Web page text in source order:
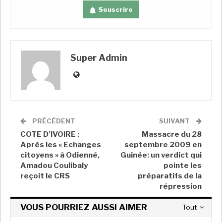
Réplique des FSR sur
Omdourman
Le Soudan renvoie el-Béchir en prison et
durcit le ton…
Super Admin Nov 11, 2022
Trois ans après la chute d’Omar el-Béchir, le
Soudan…
Soudan : un mort lors d’une nouvelle journée
Souscrire
Super Admin
PRÉCÉDENT
COTE D’IVOIRE :
Après les « Echanges
citoyens » à Odienné,
Amadou Coulibaly
reçoit le CRS
SUIVANT
Massacre du 28
septembre 2009 en
Guinée: un verdict qui
pointe les
préparatifs de la
répression
Tout
VOUS POURRIEZ AUSSI AIMER